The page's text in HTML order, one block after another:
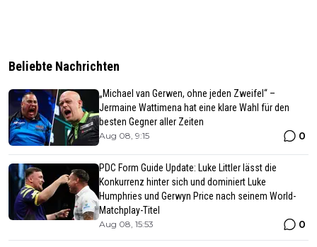
Beliebte Nachrichten
„Michael van Gerwen, ohne jeden Zweifel“ –
Jermaine Wattimena hat eine klare Wahl für den
besten Gegner aller Zeiten
Aug 08, 9:15 0
PDC Form Guide Update: Luke Littler lässt die
Konkurrenz hinter sich und dominiert Luke
Humphries und Gerwyn Price nach seinem World-
Matchplay-Titel
Aug 08, 15:53 0